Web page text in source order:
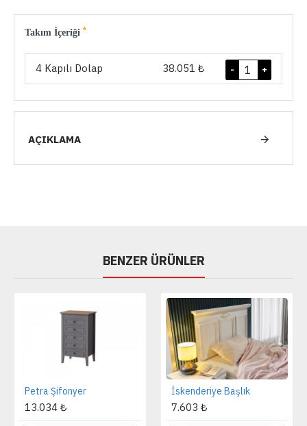
Takım İçeriği
4 Kapılı Dolap 38.051 ₺ +
-
AÇIKLAMA
BENZER ÜRÜNLER
Petra Şifonyer
13.034 ₺
İskenderiye Başlık
7.603 ₺